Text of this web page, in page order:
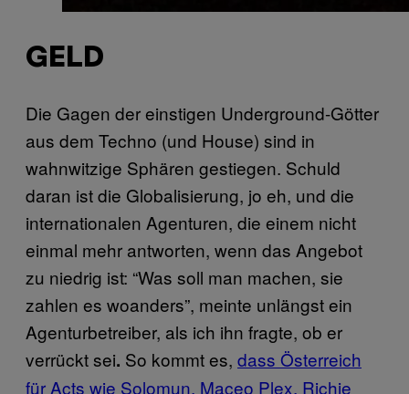
GELD
Die Gagen der einstigen Underground-Götter
aus dem Techno (und House) sind in
wahnwitzige Sphären gestiegen. Schuld
daran ist die Globalisierung, jo eh, und die
internationalen Agenturen, die einem nicht
einmal mehr antworten, wenn das Angebot
zu niedrig ist: “Was soll man machen, sie
zahlen es woanders”, meinte unlängst ein
Agenturbetreiber, als ich ihn fragte, ob er
verrückt sei. So kommt es, dass Österreich
für Acts wie Solomun, Maceo Plex, Richie